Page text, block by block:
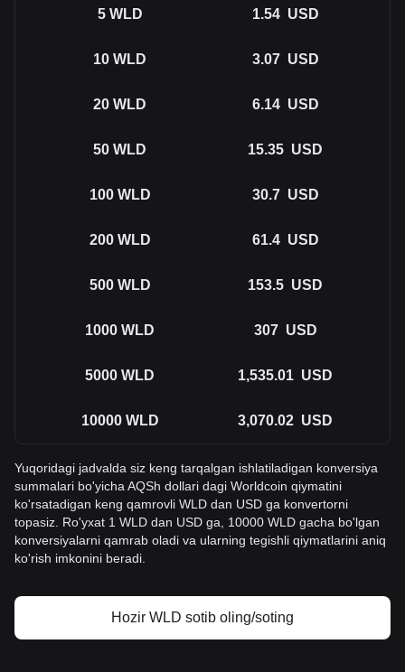
5 WLD 1.54 USD
10 WLD 3.07 USD
20 WLD 6.14 USD
50 WLD 15.35 USD
100 WLD 30.7 USD
200 WLD 61.4 USD
500 WLD 153.5 USD
1000 WLD 307 USD
5000 WLD 1,535.01 USD
10000 WLD 3,070.02 USD
Yuqoridagi jadvalda siz keng tarqalgan ishlatiladigan konversiya
summalari bo'yicha AQSh dollari dagi Worldcoin qiymatini
ko'rsatadigan keng qamrovli WLD dan USD ga konvertorni
topasiz. Ro'yxat 1 WLD dan USD ga, 10000 WLD gacha bo'lgan
konversiyalarni qamrab oladi va ularning tegishli qiymatlarini aniq
ko'rish imkonini beradi.
Hozir WLD sotib oling/soting